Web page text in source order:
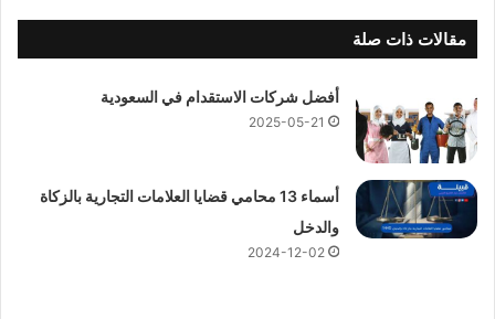
مقالات ذات صلة
أفضل شركات الاستقدام في السعودية
2025-05-21
أسماء 13 محامي قضايا العلامات التجارية بالزكاة
والدخل
2024-12-02